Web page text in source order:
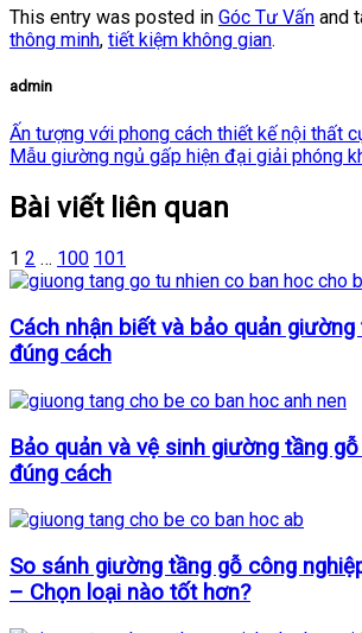
This entry was posted in Góc Tư Vấn and
thông minh, tiết kiệm không gian.
admin
Ấn tượng với phong cách thiết kế nội thất
Mẫu giường ngủ gấp hiện đại giải phóng
Bài viết liên quan
1 2 … 100 101
Cách nhận biết và bảo quản
đúng cách
Bảo quản và vệ sinh giường tầng
đúng cách
So sánh giường tầng gỗ công
– Chọn loại nào tốt hơn?